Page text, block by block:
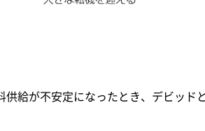
給が不安定になったとき、デビッ